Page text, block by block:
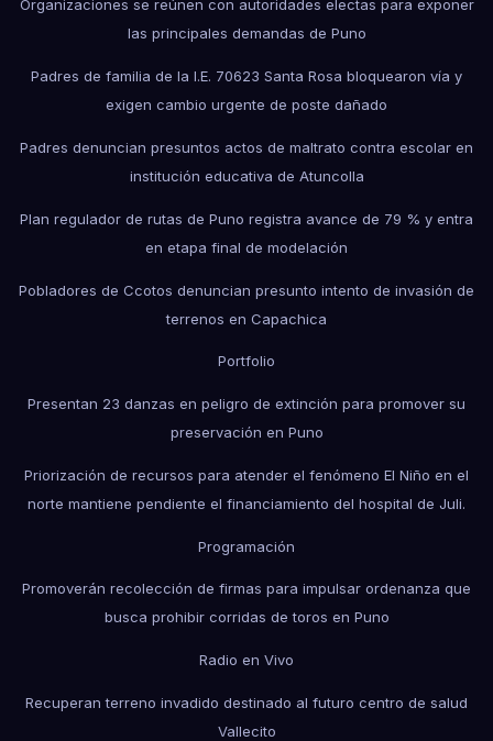
Organizaciones se reúnen con autoridades electas para exponer
las principales demandas de Puno
Padres de familia de la I.E. 70623 Santa Rosa bloquearon vía y
exigen cambio urgente de poste dañado
Padres denuncian presuntos actos de maltrato contra escolar en
institución educativa de Atuncolla
Plan regulador de rutas de Puno registra avance de 79 % y entra
en etapa final de modelación
Pobladores de Ccotos denuncian presunto intento de invasión de
terrenos en Capachica
Portfolio
Presentan 23 danzas en peligro de extinción para promover su
preservación en Puno
Priorización de recursos para atender el fenómeno El Niño en el
norte mantiene pendiente el financiamiento del hospital de Juli.
Programación
Promoverán recolección de firmas para impulsar ordenanza que
busca prohibir corridas de toros en Puno
Radio en Vivo
Recuperan terreno invadido destinado al futuro centro de salud
Vallecito